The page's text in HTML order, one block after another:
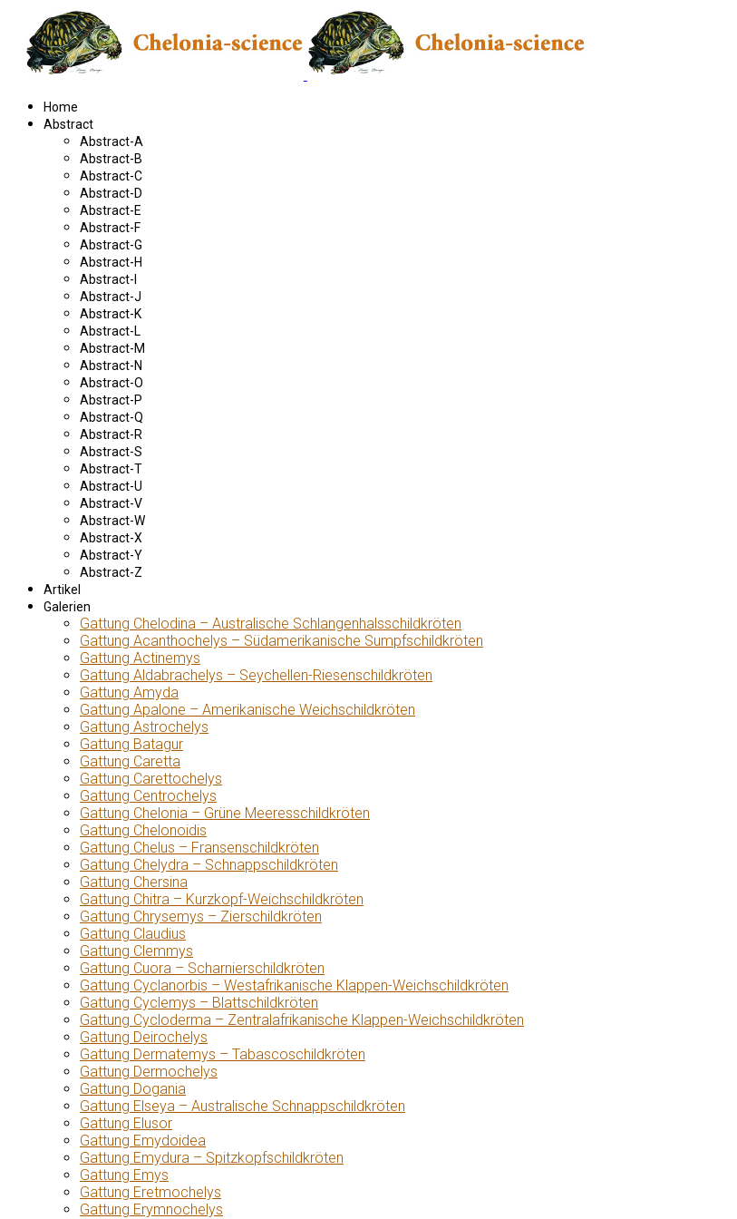
Home
Abstract
Abstract-A
Abstract-B
Abstract-C
Abstract-D
Abstract-E
Abstract-F
Abstract-G
Abstract-H
Abstract-I
Abstract-J
Abstract-K
Abstract-L
Abstract-M
Abstract-N
Abstract-O
Abstract-P
Abstract-Q
Abstract-R
Abstract-S
Abstract-T
Abstract-U
Abstract-V
Abstract-W
Abstract-X
Abstract-Y
Abstract-Z
Artikel
Galerien
Gattung Chelodina – Australische Schlangenhalsschildkröten
Gattung Acanthochelys – Südamerikanische Sumpfschildkröten
Gattung Actinemys
Gattung Aldabrachelys – Seychellen-Riesenschildkröten
Gattung Amyda
Gattung Apalone – Amerikanische Weichschildkröten
Gattung Astrochelys
Gattung Batagur
Gattung Caretta
Gattung Carettochelys
Gattung Centrochelys
Gattung Chelonia – Grüne Meeresschildkröten
Gattung Chelonoidis
Gattung Chelus – Fransenschildkröten
Gattung Chelydra – Schnappschildkröten
Gattung Chersina
Gattung Chitra – Kurzkopf-Weichschildkröten
Gattung Chrysemys – Zierschildkröten
Gattung Claudius
Gattung Clemmys
Gattung Cuora – Scharnierschildkröten
Gattung Cyclanorbis – Westafrikanische Klappen-Weichschildkröten
Gattung Cyclemys – Blattschildkröten
Gattung Cycloderma – Zentralafrikanische Klappen-Weichschildkröten
Gattung Deirochelys
Gattung Dermatemys – Tabascoschildkröten
Gattung Dermochelys
Gattung Dogania
Gattung Elseya – Australische Schnappschildkröten
Gattung Elusor
Gattung Emydoidea
Gattung Emydura – Spitzkopfschildkröten
Gattung Emys
Gattung Eretmochelys
Gattung Erymnochelys